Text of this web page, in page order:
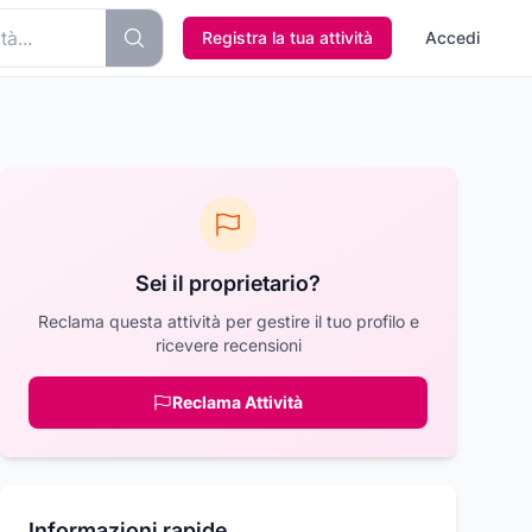
Registra la tua attività Accedi
Sei il proprietario?
Reclama questa attività per gestire il tuo profilo e
ricevere recensioni
Reclama Attività